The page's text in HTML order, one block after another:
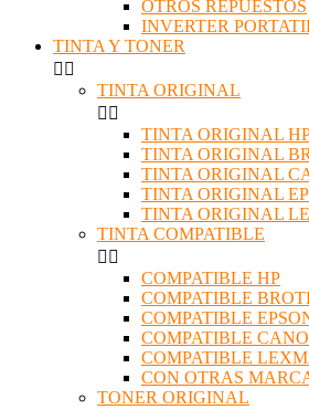
OTROS REPUESTOS
INVERTER
TINTA Y TONER
 
TINTA ORIGINAL
 
TINTA ORIGINAL
TINTA ORIGINAL
TINTA ORIGINAL
TINTA ORIGINAL
TINTA ORIGINAL
TINTA COMPATIBLE
 
COMPATIBLE HP
COMPATIBLE
COMPATIBLE
COMPATIBLE
COMPATIBLE
CON OTRAS
TONER ORIGINAL